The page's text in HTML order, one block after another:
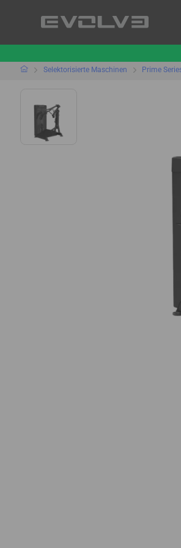
Selektorisierte Maschinen Prime